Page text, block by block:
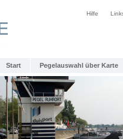
Hilfe
Start Pegelauswahl über Karte